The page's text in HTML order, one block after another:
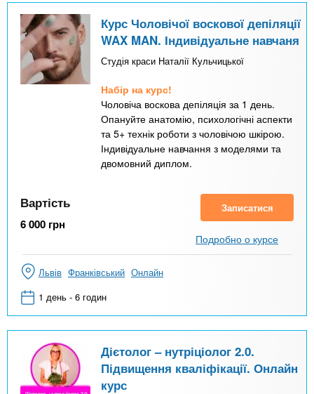
Курс Чоловічої воскової депіляції
WAX MAN. Індивідуальне навчаня
Студія краси Наталії Кульчицької
Набір на курс!
Чоловіча воскова депіляція за 1 день.
Опануйте анатомію, психологічні аспекти
та 5+ технік роботи з чоловічою шкірою.
Індивідуальне навчання з моделями та
двомовний диплом.
Вартість
6 000 грн
Записатися
Подробно о курсе
Львів Франківський Онлайн
1 день - 6 годин
Дієтолог – нутріціолог 2.0.
Підвищення кваліфікації. Онлайн
курс